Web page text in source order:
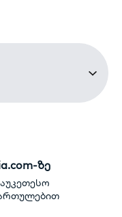
ზე